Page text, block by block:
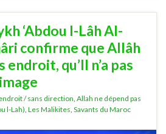
‘Abdou l-Lâh Al-
confirme que Allâh
endroit, qu’Il n’a pas
/ sans direction, Allah ne dépend pas
l-Lah), Les Malikites, Savants du Maroc